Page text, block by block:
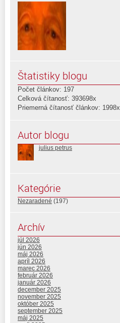
Štatistiky blogu
Počet článkov: 197
Celková čítanosť: 393698x
Priemerná čítanosť článkov: 1998x
Autor blogu
julius petrus
Kategórie
Nezaradené (197)
Archív
júl 2026
jún 2026
máj 2026
apríl 2026
marec 2026
február 2026
január 2026
december 2025
november 2025
október 2025
september 2025
máj 2025